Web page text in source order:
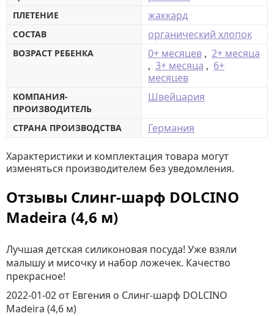
ПЛЕТЕНИЕ жаккард
СОСТАВ органический хлопок
ВОЗРАСТ РЕБЕНКА 0+ месяцев , 2+ месяца
, 3+ месяца , 6+
месяцев
КОМПАНИЯ-
ПРОИЗВОДИТЕЛЬ
Швейцария
СТРАНА ПРОИЗВОДСТВА Германия
Характеристики и комплектация товара могут
изменяться производителем без уведомления.
Отзывы Слинг-шарф DOLCINO
Madeira (4,6 м)
Лучшая детская силиконовая посуда! Уже взяли
малышу и мисочку и набор ложечек. Качество
прекрасное!
2022-01-02 от Евгения о Слинг-шарф DOLCINO
Madeira (4,6 м)